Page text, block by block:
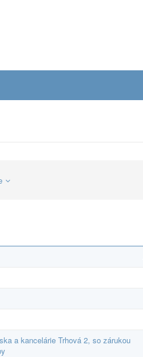
a kancelárie Trhová 2, so zárukou